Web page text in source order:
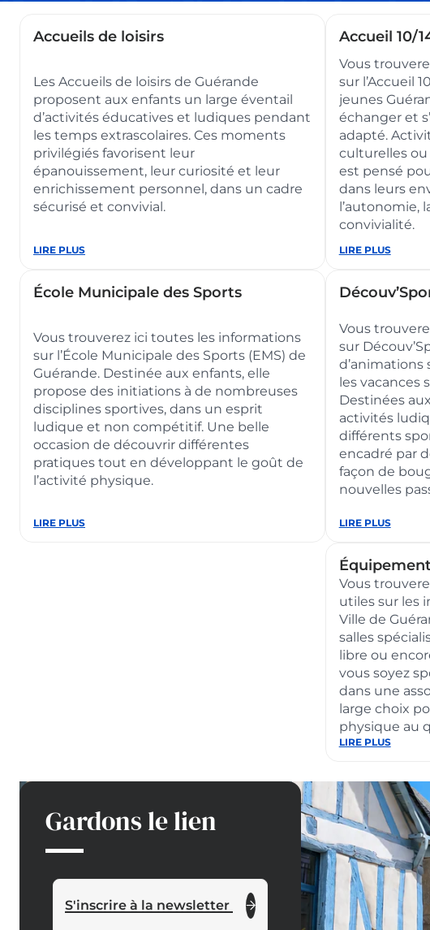
Pages
enfant
de
page
sport
activités
Accueils de loisirs
Les Accueils de loisirs de Guérande
proposent aux enfants un large éventail
d’activités éducatives et ludiques pendant
les temps extrascolaires. Ces moments
privilégiés favorisent leur
épanouissement, leur curiosité et leur
enrichissement personnel, dans un cadre
sécurisé et convivial.
:
loisirs
LIRE PLUS
Accueil 10/
Vous
sur l’Accueil
jeunes
échanger et
adapté.
culturelles
est pensé
dans leurs
l’autonomie,
convivialité.
:
ans
LIRE PLUS
École Municipale des Sports
Vous trouverez ici toutes les informations
sur l’École Municipale des Sports (EMS) de
Guérande. Destinée aux enfants, elle
propose des initiations à de nombreuses
disciplines sportives, dans un esprit
ludique et non compétitif. Une belle
occasion de découvrir différentes
pratiques tout en développant le goût de
l’activité physique.
:LIRE PLUS
Vous
sur
les vacances
Destinées
activités
différents
encadré par
façon de
nouvelles
:LIRE PLUS
Vous
utiles sur les
Ville de
salles
libre ou
vous soyez
dans une
large choix
physique au
:LIRE PLUS
Gardons le lien
S'inscrire à la newsletter